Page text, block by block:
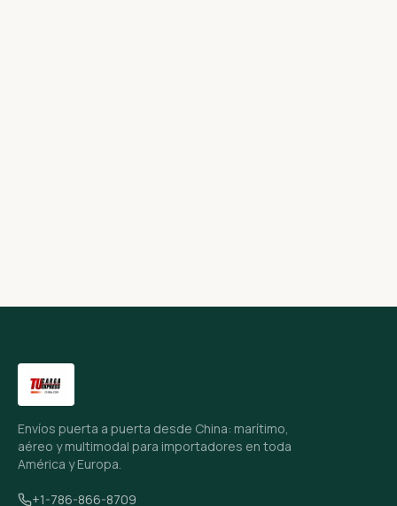
Envíos puerta a puerta desde China: marítimo,
aéreo y multimodal para importadores en toda
América y Europa.
+1-786-866-8709